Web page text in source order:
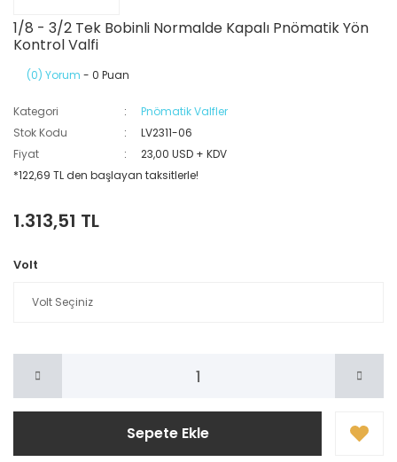
1/8 - 3/2 Tek Bobinli Normalde Kapalı Pnömatik Yön
Kontrol Valfi
(0) Yorum - 0 Puan
Kategori
Pnömatik Valfler
Stok Kodu
LV2311-06
Fiyat
23,00 USD + KDV
*122,69 TL den başlayan taksitlerle!
1.313,51 TL
Volt
Sepete Ekle